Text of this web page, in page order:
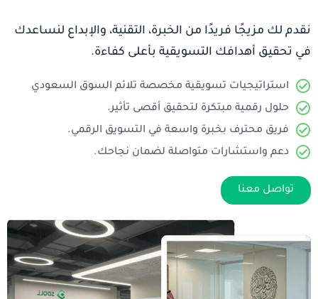
نقدم لك مزيجًا فريدًا من الخبرة، التقنية، والإبداع لنساعدك
في تحقيق أهدافك التسويقية بأعلى كفاءة.
استراتيجيات تسويقية مخصصة تلائم السوق السعودي
حلول رقمية مبتكرة لتحقيق أقصى تأثير.
فريق محترف بخبرة واسعة في التسويق الرقمي.
دعم واستشارات متواصلة لضمان نجاحك.
تواصل معنا